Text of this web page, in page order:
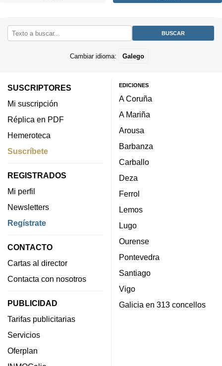
Cambiar idioma: Galego
SUSCRIPTORES
Mi suscripción
Réplica en PDF
Hemeroteca
Suscríbete
REGISTRADOS
Mi perfil
Newsletters
Regístrate
CONTACTO
Cartas al director
Contacta con nosotros
PUBLICIDAD
Tarifas publicitarias
Servicios
Oferplan
EDICIONES
A Coruña
A Mariña
Arousa
Barbanza
Carballo
Deza
Ferrol
Lemos
Lugo
Ourense
Pontevedra
Santiago
Vigo
Galicia en 313 concellos